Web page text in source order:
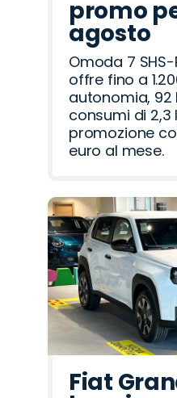
promo
agosto
Omoda 7
offre fino a
autonomia, 92
consumi di 2,3
promozione
euro al mese.
Fiat